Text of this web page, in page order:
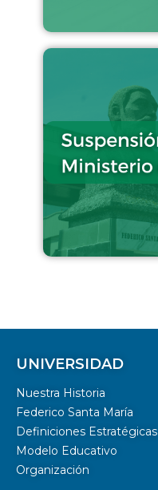
UNIVERSIDAD
Nuestra Historia
Federico Santa María
Definiciones Estratégicas
Modelo Educativo
Organización